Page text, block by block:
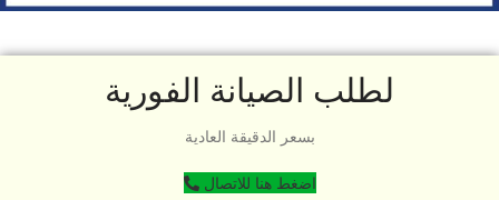
لطلب الصيانة الفورية
بسعر الدقيقة العادية
اضغط هنا للاتصال